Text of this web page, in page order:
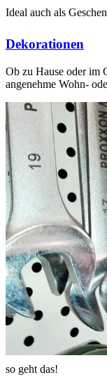
Ideal auch als
Dekorationen
Ob zu Hause oder im
angenehme Wohn-
so geht das!